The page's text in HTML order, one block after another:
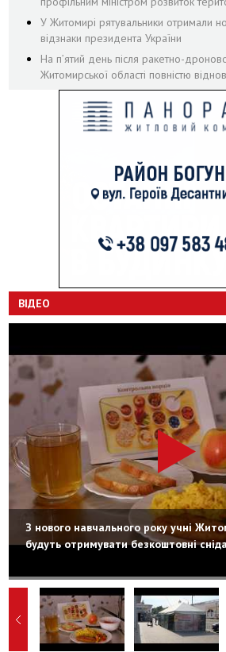
У Житомирі рятувальники отримали
відзнаки президента України
На пʼятий день після ракетно-
Житомирської області повністю
ВІДЕО
З нового навчального року учні
будуть отримувати безкоштовні